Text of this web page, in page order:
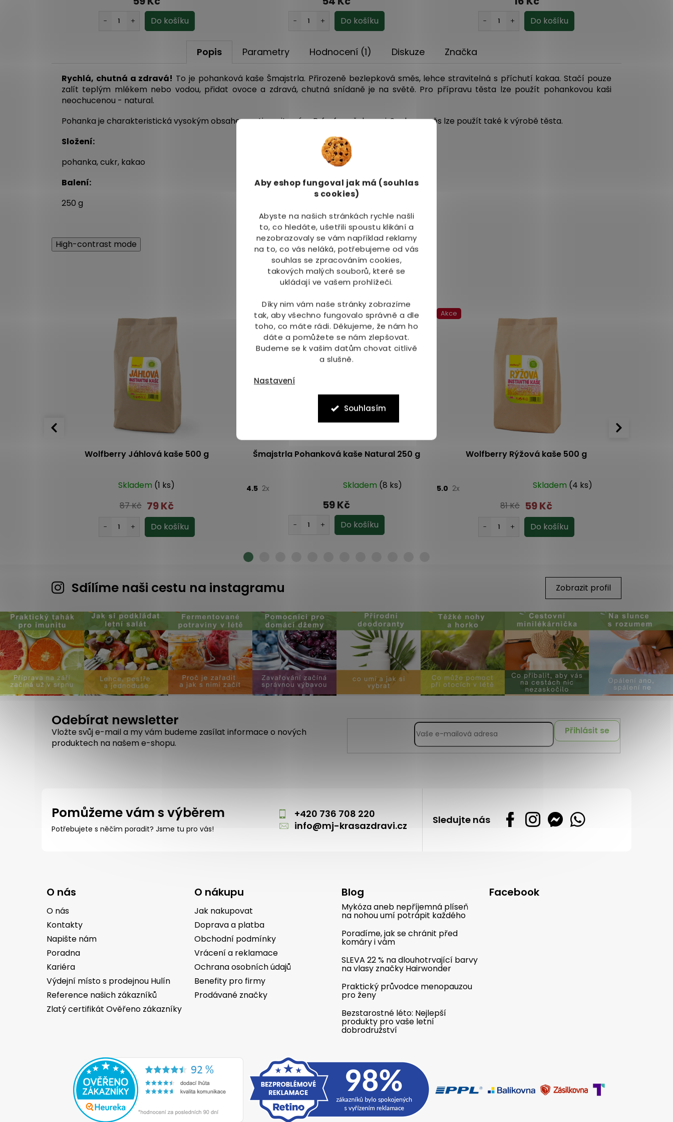
Aby eshop fungoval jak má (souhlas
s cookies)
Abyste na našich stránkách rychle našli
to, co hledáte, ušetřili spoustu klikání a
nezobrazovaly se vám například reklamy
na to, co vás neláká, potřebujeme od vás
souhlas se zpracováním cookies,
takových malých souborů, které se
ukládají ve vašem prohlížeči.
Díky nim vám naše stránky zobrazíme
tak, aby všechno fungovalo správně a dle
toho, co máte rádi. Děkujeme, že nám ho
dáte a pomůžete se nám zlepšovat.
Budeme se k vašim datům chovat citlivě
a slušně.
Nastavení
Souhlasím
Popis Parametry Hodnocení (1) Diskuze Značka
Rychlá, chutná a zdravá! To je pohanková kaše Šmajstrla. Přirozeně bezlepková směs, lehce stravitelná s příchutí kakaa. Stačí pouze
zalít teplým mlékem nebo vodou, přidat ovoce a zdravá, chutná snídaně je na světě. Pro přípravu těsta lze použít pohankovou kaši
neochucenou - natural.
Pohanka je charakteristická vysokým obsahem rutinu, vitamínu B, fosforu, železa aj. Sypkou směs lze použít také k výrobě těsta.
Složení:
pohanka, cukr, kakao
Balení:
250 g
High-contrast mode
Mohlo by Vás zajímat
Wolfberry Jáhlová kaše 500 g
Skladem (1 ks)
87 Kč 79 Kč
Šmajstrla Pohanková kaše Natural 250 g
4.5 2x Skladem (8 ks)
59 Kč
Akce
Wolfberry Rýžová kaše 500 g
5.0 2x Skladem (4 ks)
81 Kč 59 Kč
Sdílíme naši cestu na instagramu Zobrazit profil
Odebírat newsletter
Vložte svůj e-mail a my vám budeme zasílat informace o nových
produktech na našem e-shopu.
Přihlásit se
Pomůžeme vám s výběrem
Potřebujete s něčím poradit? Jsme tu pro vás!
+420 736 708 220
info@mj-krasazdravi.cz Sledujte nás
O nás
O nás
Kontakty
Napište nám
Poradna
Kariéra
Výdejní místo s prodejnou Hulín
Reference našich zákazníků
Zlatý certifikát Ověřeno zákazníky
O nákupu
Jak nakupovat
Doprava a platba
Obchodní podmínky
Vrácení a reklamace
Ochrana osobních údajů
Benefity pro firmy
Prodávané značky
Blog
Mykóza aneb nepříjemná plíseň
na nohou umí potrápit každého
Poradíme, jak se chránit před
komáry i vám
SLEVA 22 % na dlouhotrvající barvy
na vlasy značky Hairwonder
Praktický průvodce menopauzou
pro ženy
Bezstarostné léto: Nejlepší
produkty pro vaše letní
dobrodružství
Facebook